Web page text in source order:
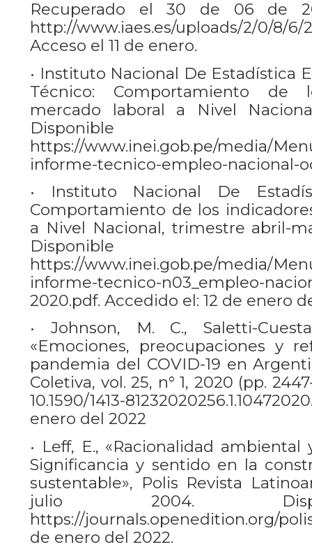
Recuperado el 30 de 06 de
http://www.iaes.es/uploads/2/0/8/6/
Acceso el 11 de enero.
• Instituto Nacional De Estadística
Técnico: Comportamiento de
mercado laboral a Nivel
https://www.inei.gob.pe/media/
informe-tecnico-empleo-nacional-
• Instituto Nacional De
Comportamiento de los
a Nivel Nacional, trimestre abril-
https://www.inei.gob.pe/media/
informe-tecnico-n03_empleo-
2020.pdf. Accedido el: 12 de enero
• Johnson, M. C., Saletti-
«Emociones, preocupaciones y
pandemia del COVID-19 en
Coletiva, vol. 25, n° 1, 2020 (pp.
10.1590/1413-
enero del 2022
• Leff, E., «Racionalidad
Significancia y sentido en la
sustentable», Polis Revista
julio 2004.
https://journals.openedition.org/
de enero del 2022.